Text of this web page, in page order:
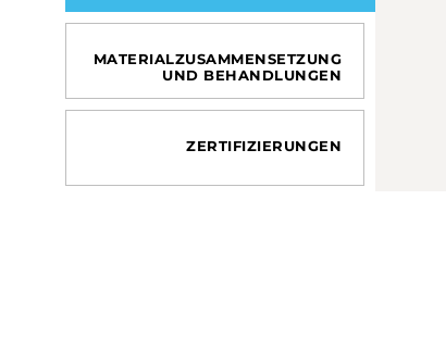
MATERIALZUSAMMENSETZUNG
UND BEHANDLUNGEN
ZERTIFIZIERUNGEN